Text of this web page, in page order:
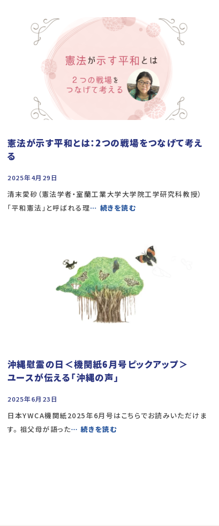
憲法が示す平和とは：2つの戦場をつなげて考え
る
2025年4月29日
清末愛砂（憲法学者・室蘭工業大学大学院工学研究科教授）
「平和憲法」と呼ばれる理… 続きを読む
沖縄慰霊の日＜機関紙6月号ピックアップ＞
ユースが伝える「沖縄の声」
2025年6月23日
日本YWCA機関紙2025年6月号はこちらでお読みいただけま
す。 祖父母が語った… 続きを読む